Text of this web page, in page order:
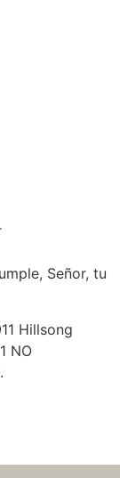
Señor, tu
Hillsong
NO